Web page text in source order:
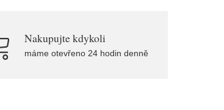
Nakupujte kdykoli
máme otevřeno 24 hodin denně